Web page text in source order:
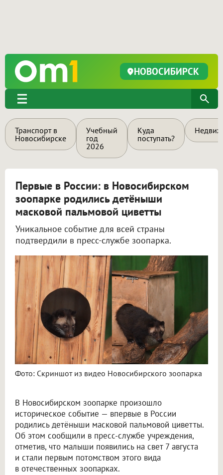
НОВОСИБИРСК
Транспорт в
Новосибирске
Учебный
год
2026
Куда
поступать?
Первые в России: в Новосибирском
зоопарке родились детёныши
масковой пальмовой циветты
Уникальное событие для всей страны
подтвердили в пресс-службе зоопарка.
Фото: Скриншот из видео Новосибирского зоопарка
В Новосибирском зоопарке произошло
историческое событие — впервые в России
родились детёныши масковой пальмовой циветты.
Об этом сообщили в пресс-службе учреждения,
отметив, что малыши появились на свет 7 августа
и стали первым потомством этого вида
в отечественных зоопарках.